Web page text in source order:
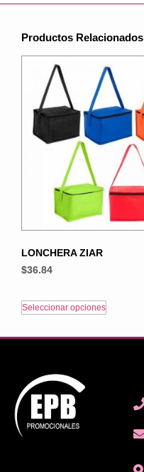
Productos Relacionados
LONCHERA ZIAR
$36.84
Seleccionar opciones